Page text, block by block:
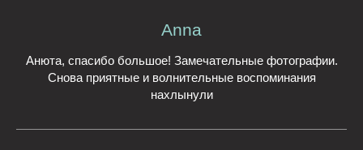
Anna
Анюта, спасибо большое! Замечательные фотографии.
Снова приятные и волнительные воспоминания
нахлынули